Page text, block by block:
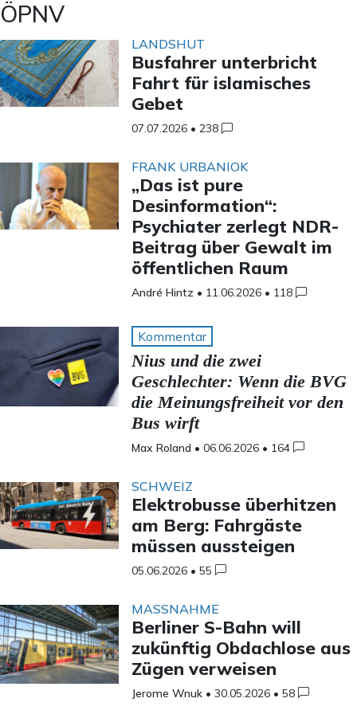
ÖPNV
LANDSHUT
Busfahrer unterbricht
Fahrt für islamisches
Gebet
07.07.2026 •238
FRANK URBANIOK
„Das ist pure
Desinformation“:
Psychiater zerlegt NDR-
Beitrag über Gewalt im
öffentlichen Raum
André Hintz • 11.06.2026 • 118
Kommentar
Nius und die zwei
Geschlechter: Wenn die BVG
die Meinungsfreiheit vor den
Bus wirft
Max Roland •06.06.2026 • 164
SCHWEIZ
Elektrobusse überhitzen
am Berg: Fahrgäste
müssen aussteigen
05.06.2026 •55
MASSNAHME
Berliner S-Bahn will
zukünftig Obdachlose aus
Zügen verweisen
Jerome Wnuk •30.05.2026 •58